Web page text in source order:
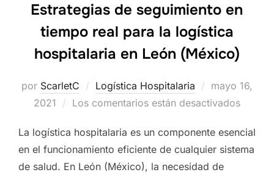
Estrategias de seguimiento en
tiempo real para la logística
hospitalaria en León (México)
por ScarletC Logística Hospitalaria
Publicado
el
mayo 16,
2021
Los comentarios están desactivados
La logística hospitalaria es un componente esencial
en el funcionamiento eficiente de cualquier sistema
de salud. En León (México), la necesidad de